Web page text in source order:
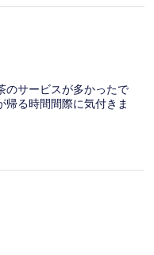
のサービスが多かったで
る時間間際に気付きま